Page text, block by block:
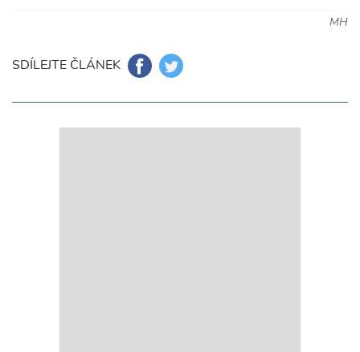
MH
SDÍLEJTE ČLÁNEK